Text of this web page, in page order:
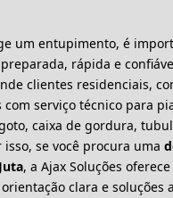
um entupimento, é
rápida e
clientes residenciais,
serviço técnico para
caixa de gordura,
isso, se você procura uma
, a Ajax Soluções
clara e soluções